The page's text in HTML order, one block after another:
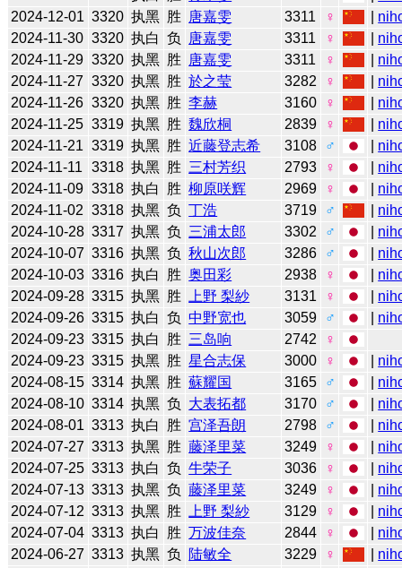
2024-12-01 3320 执黑 胜 唐嘉雯 3311 ♀
2024-11-30 3320 执白 负 唐嘉雯 3311 ♀
2024-11-29 3320 执黑 胜 唐嘉雯 3311 ♀
2024-11-27 3320 执黑 胜 於之莹 3282 ♀
2024-11-26 3320 执黑 胜 李赫 3160 ♀
2024-11-25 3319 执黑 胜 魏欣桐 2839 ♀
2024-11-21 3319 执黑 胜 近藤登志希 3108 ♂
2024-11-11
3318 执黑 胜 三村芳织 2793 ♀
2024-11-09 3318 执白 胜 柳原咲辉 2969 ♀
2024-11-02 3318 执黑 负 丁浩 3719 ♂
2024-10-28 3317 执黑 负 三浦太郎 3302 ♂
2024-10-07 3316 执黑 负 秋山次郎 3286 ♂
2024-10-03 3316 执白 胜 奥田彩 2938 ♀
2024-09-28 3315 执黑 胜 上野 梨紗 3131 ♀
2024-09-26 3315 执白 负 中野宽也 3059 ♂
2024-09-23 3315 执白 胜 三岛响 2742
♀
2024-09-23 3315 执黑 胜 星合志保 3000 ♀
2024-08-15 3314 执黑 胜 蘇耀国 3165 ♂
2024-08-10 3314 执黑 负 大表拓都 3170 ♂
2024-08-01 3313 执白 胜 宫泽吾朗 2798 ♂
2024-07-27 3313 执黑 胜 藤泽里菜 3249 ♀
2024-07-25 3313 执白 负 牛荣子 3036 ♀
2024-07-13 3313 执黑 负 藤泽里菜 3249 ♀
2024-07-12 3313 执黑 胜 上野 梨紗 3129 ♀
2024-07-04 3313 执白 胜 万波佳奈 2844 ♀
2024-06-27 3313 执黑 负 陆敏全 3229 ♀